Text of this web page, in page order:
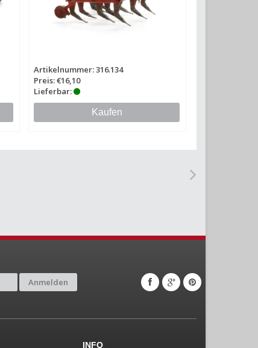
Artikelnummer: 316.134
Preis: €16,10
Lieferbar:
Kaufen
Anmelden
INFO